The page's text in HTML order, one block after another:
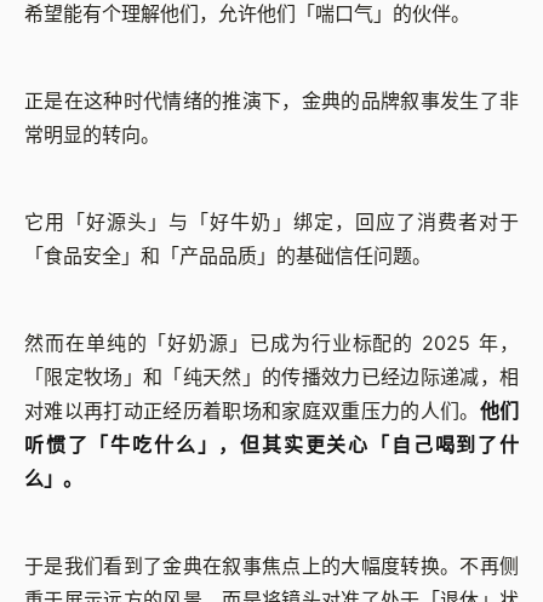
希望能有个理解他们，允许他们「喘口气」的伙伴。
正是在这种时代情绪的推演下，金典的品牌叙事发生了非
常明显的转向。
它用「好源头」与「好牛奶」绑定，回应了消费者对于
「食品安全」和「产品品质」的基础信任问题。
然而在单纯的「好奶源」已成为行业标配的 2025 年，
「限定牧场」和「纯天然」的传播效力已经边际递减，相
对难以再打动正经历着职场和家庭双重压力的人们。 他们
听惯了「牛吃什么」，但其实更关心「自己喝到了什
么」。
于是我们看到了金典在叙事焦点上的大幅度转换。不再侧